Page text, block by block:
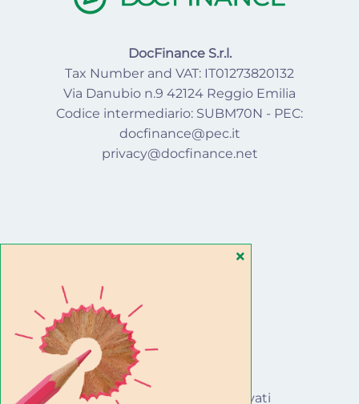
DocFinance S.r.l.
Tax Number and VAT: IT01273820132
Via Danubio n.9 42124 Reggio Emilia
Codice intermediario: SUBM70N - PEC:
docfinance@pec.it
privacy@docfinance.net
© 2022 · Tutti i diritti riservati